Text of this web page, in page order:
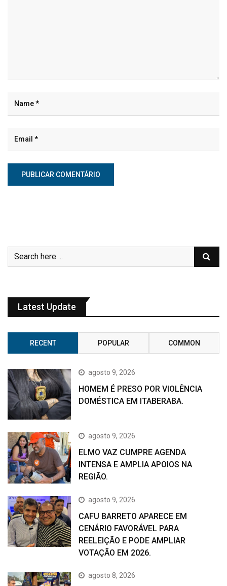
Latest Update
RECENT POPULAR COMMON
agosto 9, 2026
HOMEM É PRESO POR VIOLÊNCIA
DOMÉSTICA EM ITABERABA.
agosto 9, 2026
ELMO VAZ CUMPRE AGENDA
INTENSA E AMPLIA APOIOS NA
REGIÃO.
agosto 9, 2026
CAFU BARRETO APARECE EM
CENÁRIO FAVORÁVEL PARA
REELEIÇÃO E PODE AMPLIAR
VOTAÇÃO EM 2026.
agosto 8, 2026